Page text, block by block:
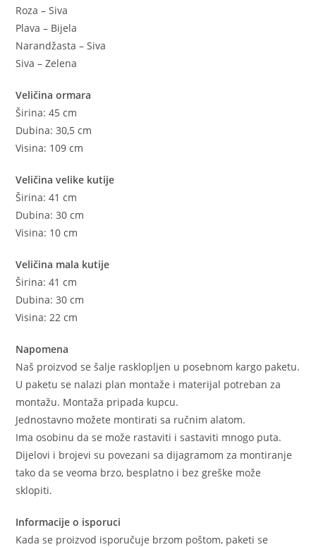
Roza – Siva
Plava – Bijela
Narandžasta – Siva
Siva – Zelena
Veličina ormara
Širina: 45 cm
Dubina: 30,5 cm
Visina: 109 cm
Veličina velike kutije
Širina: 41 cm
Dubina: 30 cm
Visina: 10 cm
Veličina mala kutije
Širina: 41 cm
Dubina: 30 cm
Visina: 22 cm
Napomena
Naš proizvod se šalje rasklopljen u posebnom kargo paketu.
U paketu se nalazi plan montaže i materijal potreban za
montažu. Montaža pripada kupcu.
Jednostavno možete montirati sa ručnim alatom.
Ima osobinu da se može rastaviti i sastaviti mnogo puta.
Dijelovi i brojevi su povezani sa dijagramom za montiranje
tako da se veoma brzo, besplatno i bez greške može
sklopiti.
Informacije o isporuci
Kada se proizvod isporučuje brzom poštom, paketi se